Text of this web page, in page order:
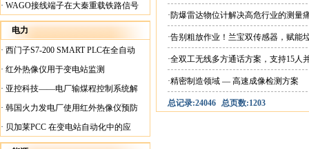
· WAGO接线端子在大秦重载铁路信号
楼设备中的应用
电力
· 西门子S7-200 SMART PLC在全自动
蓄电池短路内阻检测机上的应用
· 红外热像仪用于变电站监测
· 亚控科技——电厂输煤程控制系统解
决方案
· 韩国火力发电厂使用红外热像仪预防
火灾
· 贝加莱PCC 在变电站自动化中的应
用
·防爆雷达物位计解决高危行业的测量
·告别粗放作业！兰宝双传感器，赋能
·全双工无线多方通话方案，支持15人
·精密制造领域 — 高速成像检测方案
总记录:24046 总页数:1203